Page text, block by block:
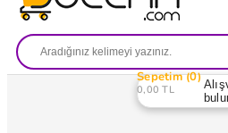
Sepetim 0
0,00 TL